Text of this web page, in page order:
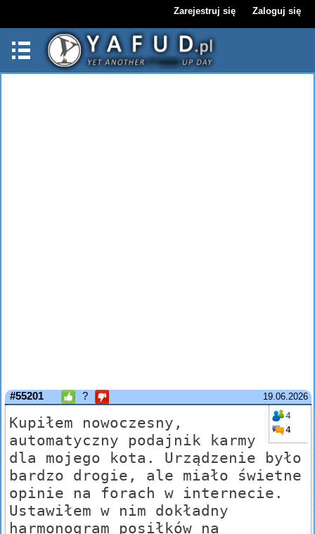
Zarejestruj się Zaloguj się
19.06.2026
#55201 ?
4
4
Kupiłem nowoczesny,
automatyczny podajnik karmy
dla mojego kota. Urządzenie było
bardzo drogie, ale miało świetne
opinie na forach w internecie.
Ustawiłem w nim dokładny
harmonogram posiłków na